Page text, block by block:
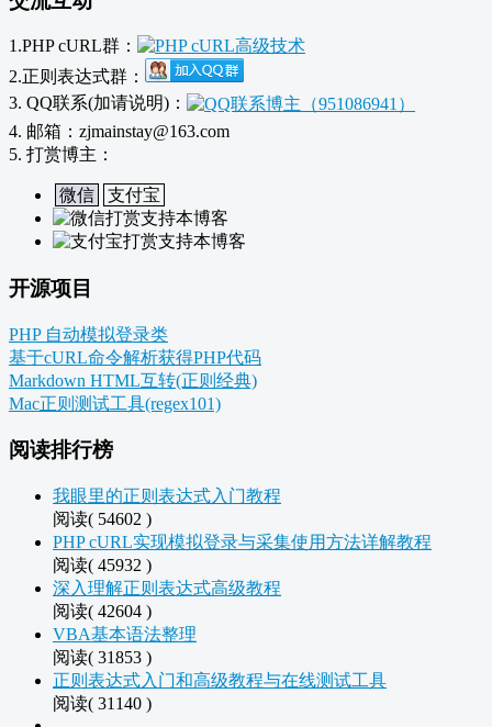
1.PHP cURL群：
2.正则表达式群：
3. QQ联系(加请说明)：
4. 邮箱：zjmainstay@163.com
5. 打赏博主：
微信 支付宝
开源项目
PHP 自动模拟登录类
基于cURL命令解析获得PHP代码
Markdown HTML互转(正则经典)
Mac正则测试工具(regex101)
阅读排行榜
我眼里的正则表达式入门教程
阅读( 54602 )
PHP cURL实现模拟登录与采集使用方法详解教程
阅读( 45932 )
深入理解正则表达式高级教程
阅读( 42604 )
VBA基本语法整理
阅读( 31853 )
正则表达式入门和高级教程与在线测试工具
阅读( 31140 )